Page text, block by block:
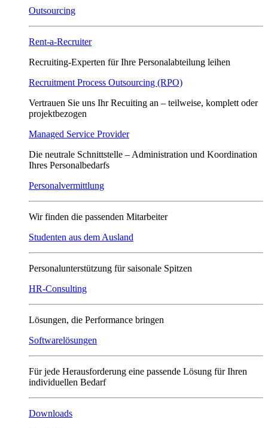
Outsourcing
Rent-a-Recruiter
Recruiting-Experten für Ihre Personalabteilung leihen
Recruitment Process Outsourcing (RPO)
Vertrauen Sie uns Ihr Recuiting an – teilweise, komplett oder
projektbezogen
Managed Service Provider
Die neutrale Schnittstelle – Administration und Koordination
Ihres Personalbedarfs
Personalvermittlung
Wir finden die passenden Mitarbeiter
Studenten aus dem Ausland
Personalunterstützung für saisonale Spitzen
HR-Consulting
Lösungen, die Performance bringen
Softwarelösungen
Für jede Herausforderung eine passende Lösung für Ihren
individuellen Bedarf
Downloads